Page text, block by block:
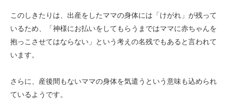
このしきたりは、出産をしたママの身体には「けがれ」が残って
いるため、「神様にお払いをしてもらうまではママに赤ちゃんを
抱っこさせてはならない」という考えの名残でもあると言われて
います。
さらに、産後間もないママの身体を気遣うという意味も込められ
ているようです。